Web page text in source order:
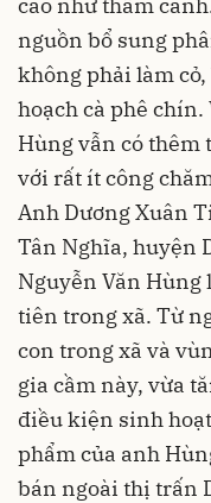
nguồn bổ sung
không phải làm
hoạch cà phê
Hùng vẫn có thêm
với rất ít công
Anh Dương Xuân
Tân Nghĩa, huyện
Nguyễn Văn Hùng
tiên trong xã. Từ
con trong xã và
gia cầm này, vừa
điều kiện sinh
phẩm của anh
bán ngoài thị trấn